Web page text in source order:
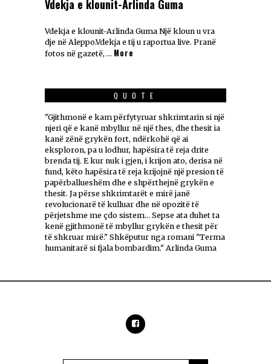
Vdekja e klounit-Arlinda Guma
Vdekja e klounit-Arlinda Guma Një kloun u vra
dje në Aleppo.Vdekja e tij u raportua live. Pranë
fotos në gazetë, … More
QUOTE
"Gjithmonë e kam përfytyruar shkrimtarin si një
njeri që e kanë mbyllur në një thes, dhe thesit ia
kanë zënë grykën fort, ndërkohë që ai
eksploron, pa u lodhur, hapësira të reja drite
brenda tij. E kur nuk i gjen, i krijon ato, derisa në
fund, këto hapësira të reja krijojnë një presion të
papërballueshëm dhe e shpërthejnë grykën e
thesit. Ja përse shkrimtarët e mirë janë
revolucionarë të kulluar dhe në opozitë të
përjetshme me çdo sistem... Sepse ata duhet ta
kenë gjithmonë të mbyllur grykën e thesit për
të shkruar mirë." Shkëputur nga romani "Terma
humanitarë si fjala bombardim." Arlinda Guma